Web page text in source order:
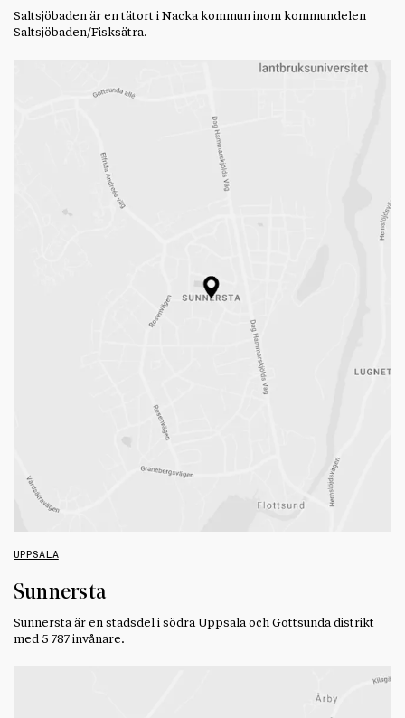
Saltsjöbaden är en tätort i Nacka kommun inom kommundelen
Saltsjöbaden/Fisksätra.
UPPSALA
Sunnersta
Sunnersta är en stadsdel i södra Uppsala och Gottsunda distrikt
med 5 787 invånare.